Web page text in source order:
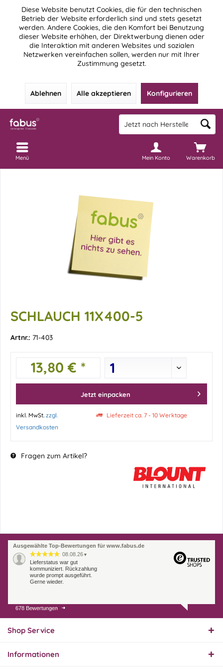
Diese Website benutzt Cookies, die für den technischen
Betrieb der Website erforderlich sind und stets gesetzt
werden. Andere Cookies, die den Komfort bei Benutzung
dieser Website erhöhen, der Direktwerbung dienen oder
die Interaktion mit anderen Websites und sozialen
Netzwerken vereinfachen sollen, werden nur mit Ihrer
Zustimmung gesetzt.
Ablehnen Alle akzeptieren Konfigurieren
Warenkorb
Mein Konto
Menü
SCHLAUCH 11X400-5
Artnr.: 71-403
13,80 € *
Jetzt einpacken
inkl. MwSt. zzgl.
Versandkosten
Lieferzeit ca. 7 - 10 Werktage
Fragen zum Artikel?
Ausgewählte Top-Bewertungen für www.fabus.de
08.08.26 ▼
Lieferstatus war gut
kommuniziert. Rückzahlung
wurde prompt ausgeführt.
Gerne wieder.
07.08.26
Endlich das richtige
678 Bewertungen
Shop Service
Informationen